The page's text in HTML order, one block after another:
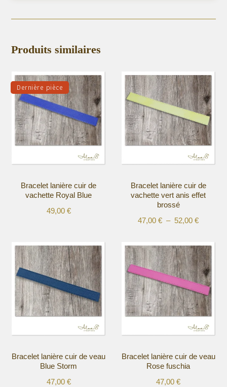
Produits similaires
Dernière pièce
Bracelet lanière cuir de
vachette Royal Blue
49,00 €
a
plusieurs
variations.
Les
options
peuvent
être
sur
page
Bracelet lanière cuir de
vachette vert anis effet
brossé
47,00€ – 52,00€Plage
47,00 €
à
52,00 €
plusieurs
variations.
Les
options
peuvent
être
sur
page
Bracelet lanière cuir de veau
Blue Storm
47,00 €
Bracelet lanière cuir de veau
Rose fuschia
47,00€